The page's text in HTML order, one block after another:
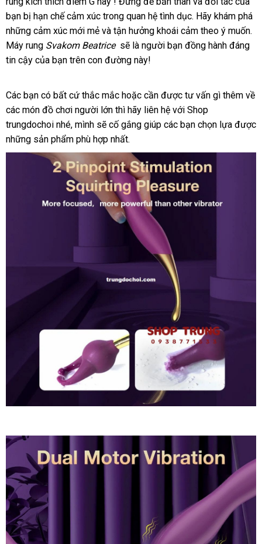
đảo
bạn bị hạn chế cảm xúc trong quan hệ tình dụcso
sánh
. Hãy khám phá
những cảm xúc mới mẻ đánh
giá
và tận hưởng khoái cảm theo ý muốn.
Máy rung Svakom Beatrice khách
hàng
sẽ là người bạn đồng hành đáng
tin cậy cao
của bạn trên con đường này!
Các bạn có mua
hàng
bất cứ thắc mắc Úc
hoặc cần phản
hồi
được tư vấn gì thêm về
lắp
đặt
các món đồ chơi người lớn sản
xuất
thì hãy liên hệ theo
yêu
với Shop
trungdochoi hướng
dẫn
nhérẻ
nhất
, mình giảm
giá
sẽ cố gắng giúp ở
các bạn chọn lựa giá
được
showroom
những sản phẩm phù hợp nhất.